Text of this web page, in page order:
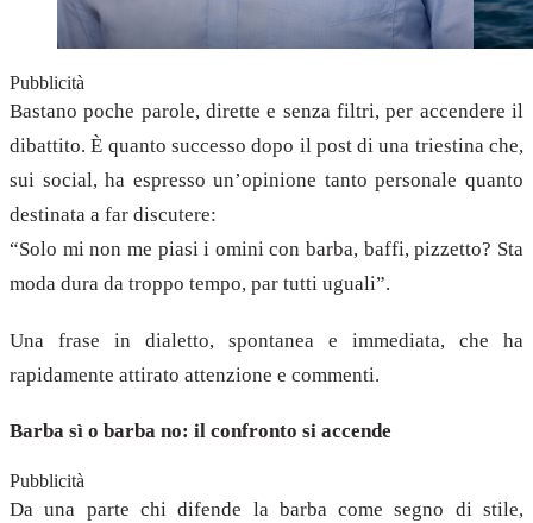
Pubblicità
Bastano poche parole, dirette e senza filtri, per accendere il
dibattito. È quanto successo dopo il post di una triestina che,
sui social, ha espresso un’opinione tanto personale quanto
destinata a far discutere:
“Solo mi non me piasi i omini con barba, baffi, pizzetto? Sta
moda dura da troppo tempo, par tutti uguali”.
Una frase in dialetto, spontanea e immediata, che ha
rapidamente attirato attenzione e commenti.
Barba sì o barba no: il confronto si accende
Pubblicità
Da una parte chi difende la barba come segno di stile,